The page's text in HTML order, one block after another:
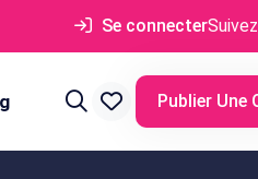
Se connecter
Publier Une